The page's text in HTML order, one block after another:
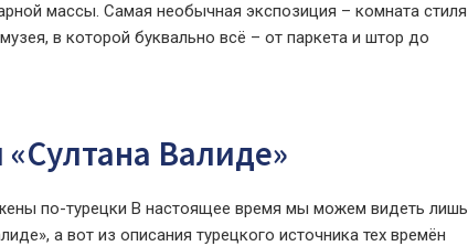
массы. Самая необычная экспозиция – комната стиля
в которой буквально всё – от паркета и штор до
Валиде»
по-турецки В настоящее время мы можем видеть лишь
а вот из описания турецкого источника тех времён